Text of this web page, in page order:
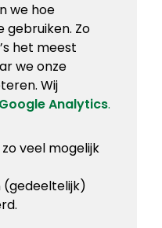
we hoe
gebruiken. Zo
het meest
we onze
Wij
Google Analytics.
veel mogelijk
(gedeeltelijk)